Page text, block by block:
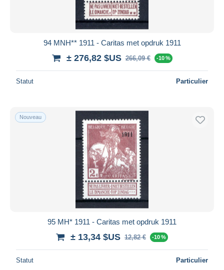
94 MNH** 1911 - Caritas met opdruk 1911
± 276,82 $US 266,09 € -10 %
Statut Particulier
Nouveau
95 MH* 1911 - Caritas met opdruk 1911
± 13,34 $US 12,82 € -10 %
Statut Particulier